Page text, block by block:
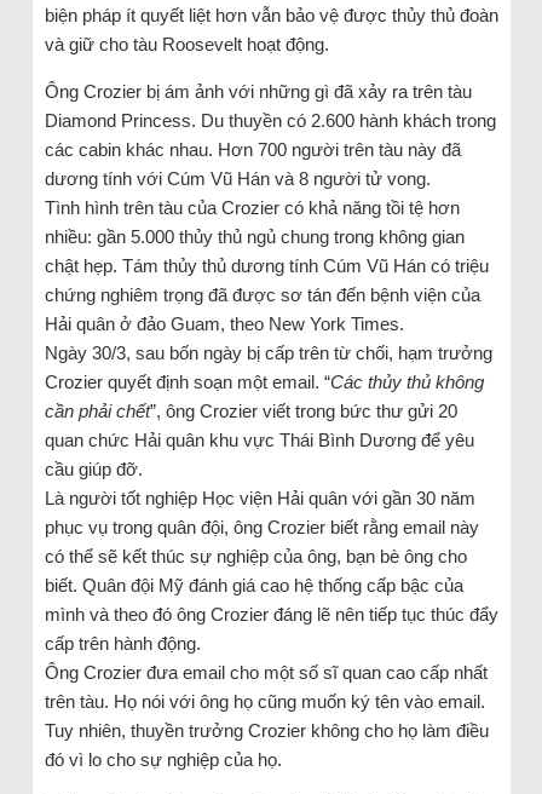
biện pháp ít quyết liệt hơn vẫn bảo vệ được thủy thủ đoàn
và giữ cho tàu Roosevelt hoạt động.
Ông Crozier bị ám ảnh với những gì đã xảy ra trên tàu
Diamond Princess. Du thuyền có 2.600 hành khách trong
các cabin khác nhau. Hơn 700 người trên tàu này đã
dương tính với Cúm Vũ Hán và 8 người tử vong.
Tình hình trên tàu của Crozier có khả năng tồi tệ hơn
nhiều: gần 5.000 thủy thủ ngủ chung trong không gian
chật hẹp. Tám thủy thủ dương tính Cúm Vũ Hán có triệu
chứng nghiêm trọng đã được sơ tán đến bệnh viện của
Hải quân ở đảo Guam, theo New York Times.
Ngày 30/3, sau bốn ngày bị cấp trên từ chối, hạm trưởng
Crozier quyết định soạn một email. “Các thủy thủ không
cần phải chết”, ông Crozier viết trong bức thư gửi 20
quan chức Hải quân khu vực Thái Bình Dương để yêu
cầu giúp đỡ.
Là người tốt nghiệp Học viện Hải quân với gần 30 năm
phục vụ trong quân đội, ông Crozier biết rằng email này
có thể sẽ kết thúc sự nghiệp của ông, bạn bè ông cho
biết. Quân đội Mỹ đánh giá cao hệ thống cấp bậc của
mình và theo đó ông Crozier đáng lẽ nên tiếp tục thúc đẩy
cấp trên hành động.
Ông Crozier đưa email cho một số sĩ quan cao cấp nhất
trên tàu. Họ nói với ông họ cũng muốn ký tên vào email.
Tuy nhiên, thuyền trưởng Crozier không cho họ làm điều
đó vì lo cho sự nghiệp của họ.